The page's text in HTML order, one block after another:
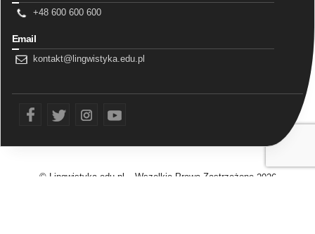
+48 600 600 600
Email
kontakt@lingwistyka.edu.pl
tw ins yt
© Lingwistyka.edu.pl – Wszelkie Prawa Zastrzeżone2026